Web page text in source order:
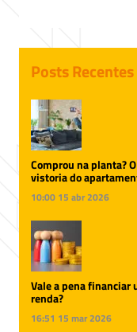
Posts Recentes
Comprou na planta?
vistoria do
10:00 15 abr 2026
Vale a pena
renda?
16:51 15 mar 2026